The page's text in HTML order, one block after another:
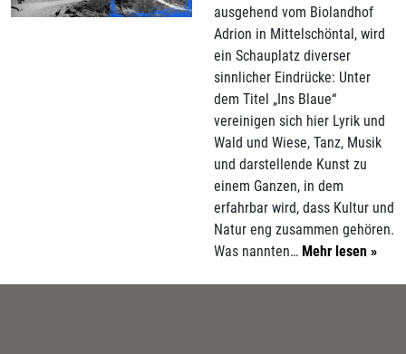
ausgehend vom Biolandhof
Adrion in Mittelschöntal, wird
ein Schauplatz diverser
sinnlicher Eindrücke: Unter
dem Titel „Ins Blaue“
vereinigen sich hier Lyrik und
Wald und Wiese, Tanz, Musik
und darstellende Kunst zu
einem Ganzen, in dem
erfahrbar wird, dass Kultur und
Natur eng zusammen gehören.
Was nannten… Mehr lesen »